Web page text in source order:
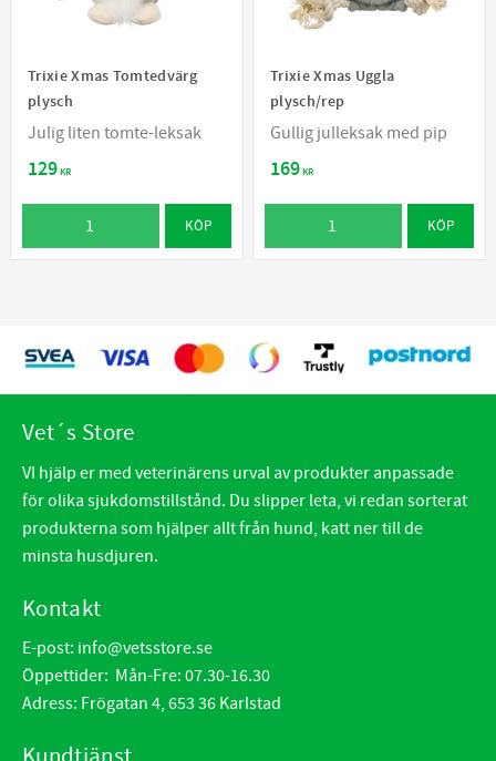
Trixie Xmas Tomtedvärg
plysch
Julig liten tomte-leksak
129KR
KÖP
Trixie Xmas Uggla
plysch/rep
Gullig julleksak med pip
169KR
KÖP
Vet´s Store
VI hjälp er med veterinärens urval av produkter anpassade
för olika sjukdomstillstånd. Du slipper leta, vi redan sorterat
produkterna som hjälper allt från hund, katt ner till de
minsta husdjuren.
Kontakt
E-post: info@vetsstore.se
Öppettider: Mån-Fre: 07.30-16.30
Adress: Frögatan 4, 653 36 Karlstad